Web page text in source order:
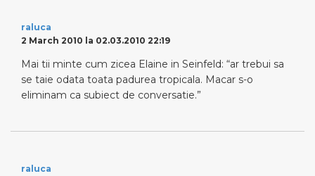
raluca
2 March 2010 la 02.03.2010 22:19
Mai tii minte cum zicea Elaine in Seinfeld: “ar trebui sa
se taie odata toata padurea tropicala. Macar s-o
eliminam ca subiect de conversatie.”
raluca